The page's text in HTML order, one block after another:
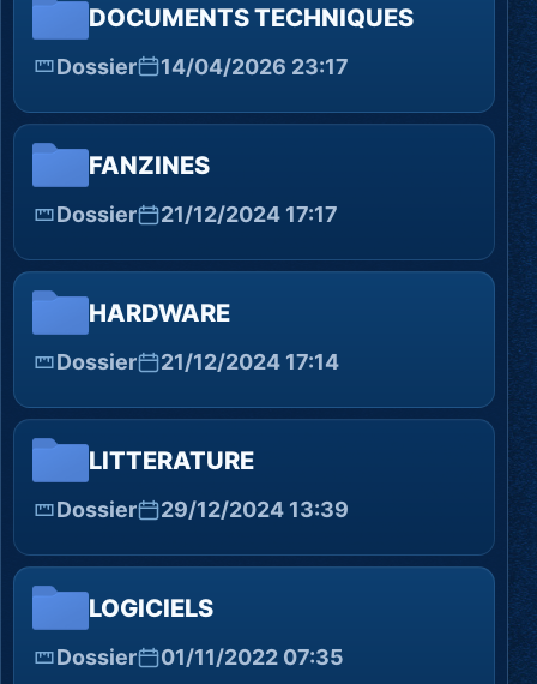
DOCUMENTS TECHNIQUES
Dossier 14/04/2026 23:17
FANZINES
Dossier 21/12/2024 17:17
HARDWARE
Dossier 21/12/2024 17:14
LITTERATURE
Dossier 29/12/2024 13:39
LOGICIELS
Dossier 01/11/2022 07:35